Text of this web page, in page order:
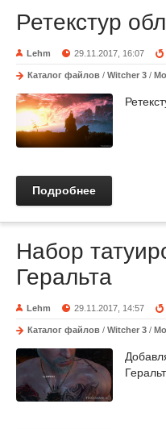
Ретекстур
Lehm 29.11.2017, 16:07
Каталог файлов / Witcher 3 /
Подробнее
Набор
Геральта
Lehm 29.11.2017, 14:57
Каталог файлов / Witcher 3 /